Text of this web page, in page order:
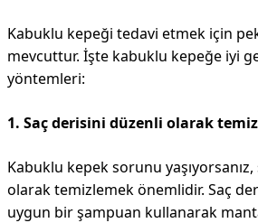
Kabuklu kepeği tedavi etmek için
mevcuttur. İşte kabuklu kepeğe iyi
yöntemleri:
1. Saç derisini düzenli olarak
Kabuklu kepek sorunu
olarak temizlemek önemlidir. Saç
uygun bir şampuan kullanarak